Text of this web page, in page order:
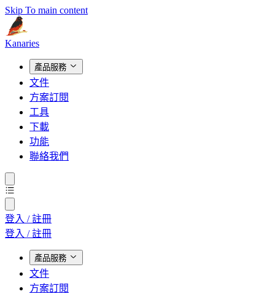
Skip To main content
Kanaries
產品服務
文件
方案訂閱
工具
下載
功能
聯絡我們
登入 / 註冊
登入 / 註冊
產品服務
文件
方案訂閱